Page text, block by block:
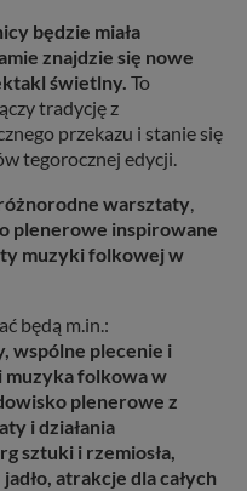
będzie miała
znajdzie się nowe
świetlny. To
tradycję z
przekazu i stanie się
tegorocznej edycji.
warsztaty,
plenerowe inspirowane
muzyki folkowej w
będą m.in.:
wspólne plecenie i
muzyka folkowa w
plenerowe z
i działania
sztuki i rzemiosła,
atrakcje dla całych